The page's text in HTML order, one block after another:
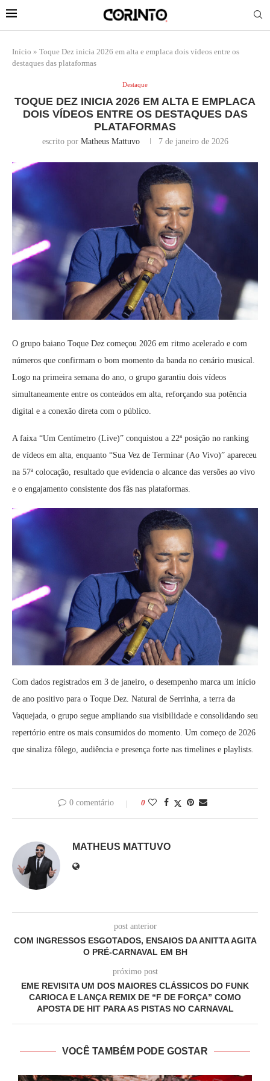
Início » Toque Dez inicia 2026 em alta e emplaca dois vídeos entre os
destaques das plataformas
Destaque
TOQUE DEZ INICIA 2026 EM ALTA E EMPLACA
DOIS VÍDEOS ENTRE OS DESTAQUES DAS
PLATAFORMAS
escrito por Matheus Mattuvo 7 de janeiro de 2026
O grupo baiano Toque Dez começou 2026 em ritmo acelerado e com
números que confirmam o bom momento da banda no cenário musical.
Logo na primeira semana do ano, o grupo garantiu dois vídeos
simultaneamente entre os conteúdos em alta, reforçando sua potência
digital e a conexão direta com o público.
A faixa “Um Centímetro (Live)” conquistou a 22ª posição no ranking
de vídeos em alta, enquanto “Sua Vez de Terminar (Ao Vivo)” apareceu
na 57ª colocação, resultado que evidencia o alcance das versões ao vivo
e o engajamento consistente dos fãs nas plataformas.
Com dados registrados em 3 de janeiro, o desempenho marca um início
de ano positivo para o Toque Dez. Natural de Serrinha, a terra da
Vaquejada, o grupo segue ampliando sua visibilidade e consolidando seu
repertório entre os mais consumidos do momento. Um começo de 2026
que sinaliza fôlego, audiência e presença forte nas timelines e playlists.
0 comentário 0
MATHEUS MATTUVO
post anterior
COM INGRESSOS ESGOTADOS, ENSAIOS DA ANITTA AGITA
O PRÉ-CARNAVAL EM BH
próximo post
EME REVISITA UM DOS MAIORES CLÁSSICOS DO FUNK
CARIOCA E LANÇA REMIX DE “F DE FORÇA” COMO
APOSTA DE HIT PARA AS PISTAS NO CARNAVAL
VOCÊ TAMBÉM PODE GOSTAR